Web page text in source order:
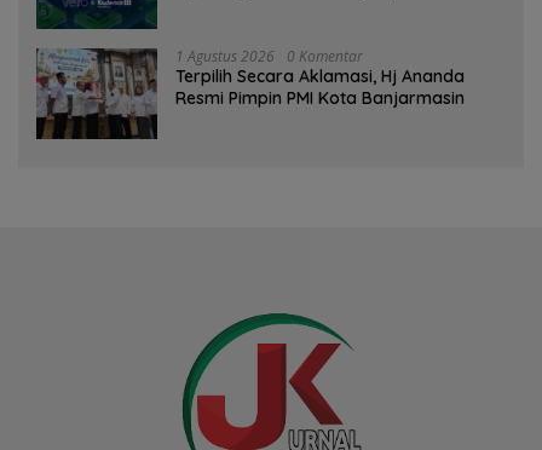
1 Agustus 2026 0 Komentar
‎Terpilih Secara Aklamasi, Hj Ananda
Resmi Pimpin PMI Kota Banjarmasin